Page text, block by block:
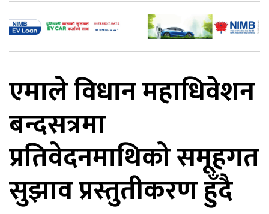
एमाले विधान महाधिवेशन
बन्दसत्रमा
प्रतिवेदनमाथिको समूहगत
सुझाव प्रस्तुतीकरण हुँदै